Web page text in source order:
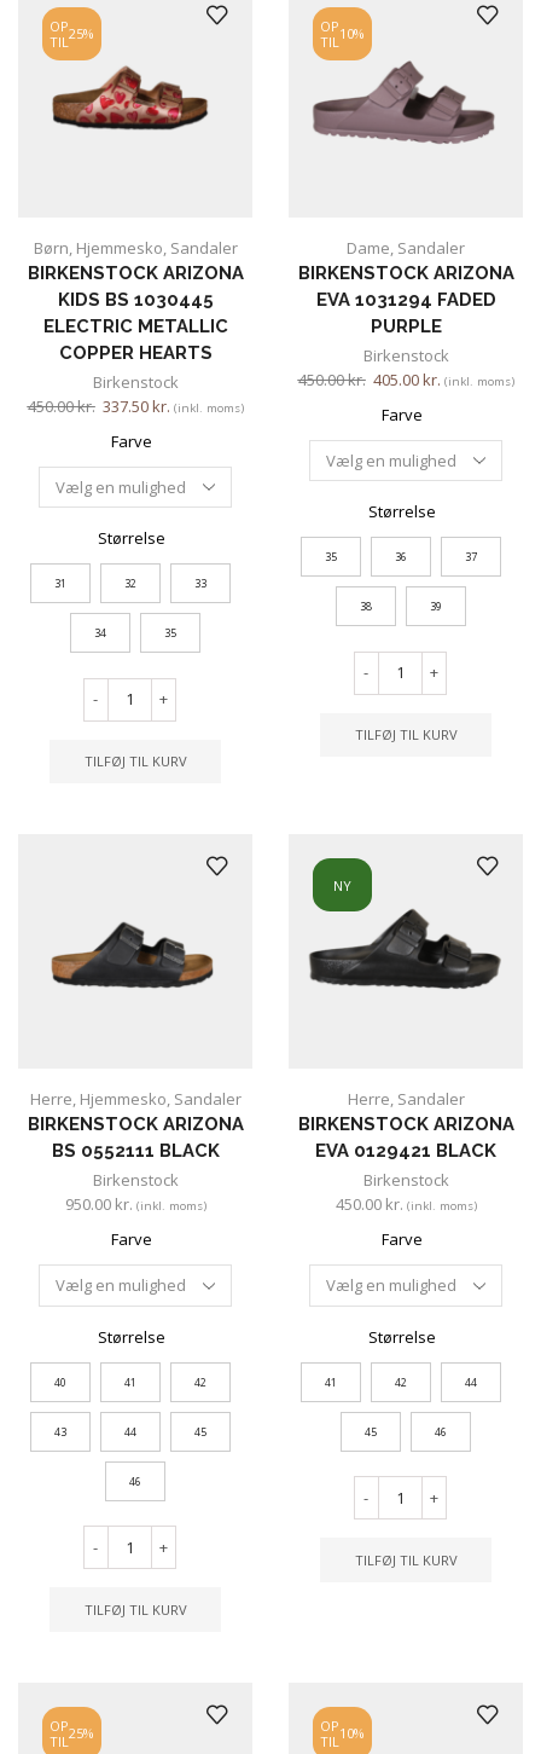
OP
TIL 25%
Børn Hjemmesko Sandaler
BIRKENSTOCK ARIZONA
KIDS BS 1030445
ELECTRIC METALLIC
COPPER HEARTS
Birkenstock
450.00kr. 337.50kr. (inkl. moms)
Farve
Størrelse
31 32 33
34 35
- +
TILFØJ TIL KURV
OP
TIL 10%
Dame Sandaler
BIRKENSTOCK ARIZONA
EVA 1031294 FADED
PURPLE
Birkenstock
450.00kr. 405.00kr. (inkl. moms)
Farve
Størrelse
35 36 37
38 39
- +
TILFØJ TIL KURV
Herre, Hjemmesko, Sandaler
BIRKENSTOCK ARIZONA
BS 0552111 BLACK
Birkenstock
950.00 kr. (inkl. moms)
Farve
Størrelse
40 41 42
43 44 45
46
- +
TILFØJ TIL KURV
NY
Herre, Sandaler
BIRKENSTOCK ARIZONA
EVA 0129421 BLACK
Birkenstock
450.00 kr. (inkl. moms)
Farve
Størrelse
41 42 44
45 46
- +
TILFØJ TIL KURV
OP
TIL 25%
OP
TIL 10%